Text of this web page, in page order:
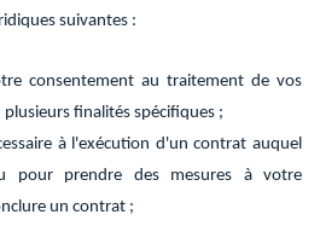
suivantes :
consentement au traitement de vos
finalités spécifiques ;
à l'exécution d'un contrat auquel
pour prendre des mesures à votre
un contrat ;